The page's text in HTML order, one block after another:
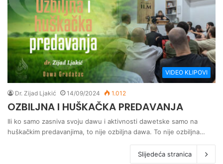
VIDEO KLIPOVI
Dr. Zijad Ljakić 14/09/2024 1.012
OZBILJNA I HUŠKAČKA PREDAVANJA
Ili ko samo zasniva svoju dawu i aktivnosti dawetske samo na
huškačkim predavanjima, to nije ozbiljna dawa. To nije ozbiljna…
Slijedeća stranica